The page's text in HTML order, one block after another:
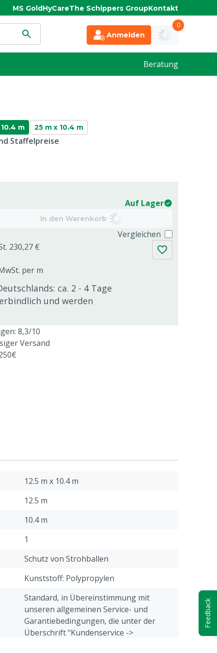
MS GoldHyCareThe Schippers GroupKontakt
Anmelden
0
Beratung
10.4 m 25 m x 10.4 m
Auf Lager
In den Warenkorb
230,27 €
per m
ca. 2 - 4 Tage
und werden
Vergleichen
Staffelpreise
8,3/10
Versand
12.5 m x 10.4 m
12.5 m
10.4 m
1
Schutz von Strohballen
Kunststoff: Polypropylen
Standard, in Übereinstimmung mit
unseren allgemeinen Service- und
Garantiebedingungen, die unter der
Überschrift "Kundenservice ->
Feedback